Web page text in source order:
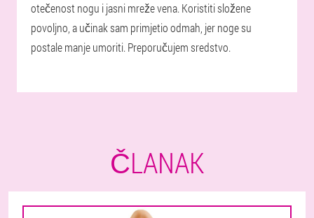
otečenost nogu i jasni mreže vena. Koristiti složene
povoljno, a učinak sam primjetio odmah, jer noge su
postale manje umoriti. Preporučujem sredstvo.
ČLANAK